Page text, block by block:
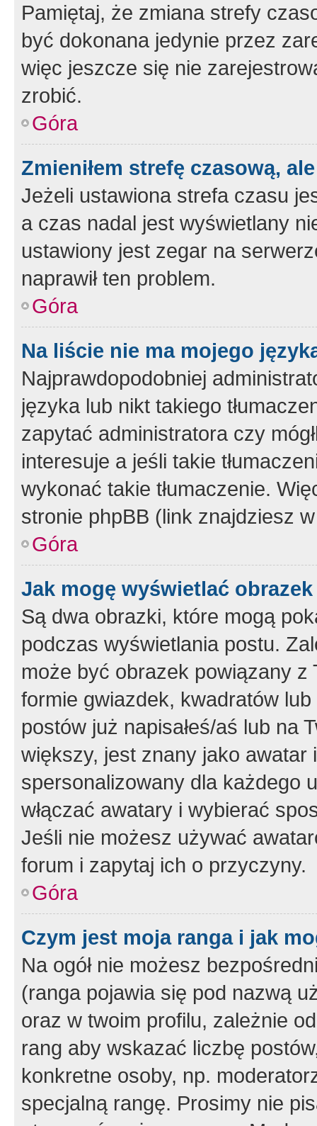
Pamiętaj, że zmiana strefy
być dokonana jedynie przez
więc jeszcze się nie
zrobić.
Góra
Zmieniłem strefę czasową,
Jeżeli ustawiona strefa czasu
a czas nadal jest wyświetlany
ustawiony jest zegar na
naprawił ten problem.
Góra
Na liście nie ma mojego
Najprawdopodobniej
języka lub nikt takiego
zapytać administratora czy
interesuje a jeśli takie
wykonać takie tłumaczenie.
stronie phpBB (link znajdziesz
Góra
Jak mogę wyświetlać
Są dwa obrazki, które mogą
podczas wyświetlania postu.
może być obrazek powiązany z
formie gwiazdek, kwadratów
postów już napisałeś/aś lub na
większy, jest znany jako
spersonalizowany dla każdego
włączać awatary i wybierać
Jeśli nie możesz używać
forum i zapytaj ich o przyczyny.
Góra
Czym jest moja ranga i jak
Na ogół nie możesz
(ranga pojawia się pod nazwą
oraz w twoim profilu, zależnie
rang aby wskazać liczbę
konkretne osoby, np.
specjalną rangę. Prosimy nie